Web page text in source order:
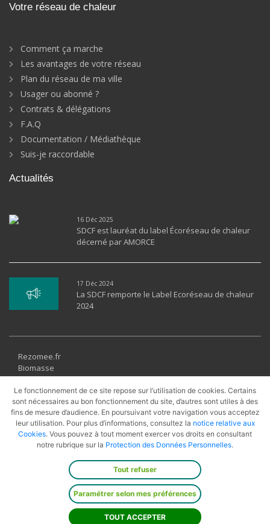
Votre réseau de chaleur
Comment ça marche
Les avantages de votre réseau
Plan du réseau de ma ville
Usager ou abonné ?
Contrats & délégations
F.A.Q
Documentation / Médiathèque
Suis-je raccordable
Actualités
16 Déc 2025
SDCF est lauréat du label Écoréseau de chaleur
décerné par AMORCE
17 Déc 2024
La SDCF remporte le Label Ecoréseau de chaleur
2024
Rezomee.fr
Biomasse
Géothermie
Solaire thermique
Récupération
UVE
PAC
Cogénération
Gaz Naturel
Engie Solutions· Tous droits réservés ·
Mentions Légales·CGU·Accessibilité·Données
Cookies·Plan du site
Le fonctionnement de ce site repose sur l’utilisation de cookies. Certains
sont nécessaires au bon fonctionnement du site, d’autres sont utiles à des
fins de mesure d’audience. En poursuivant votre navigation vous acceptez
leur utilisation. Pour plus d’informations, consultez la notice relative aux
Cookies. Vous pouvez à tout moment exercer vos droits en consultant
notre rubrique sur la Protection des Données Personnelles.
Tout refuser
Paramétrer selon mes préférences
TOUT ACCEPTER